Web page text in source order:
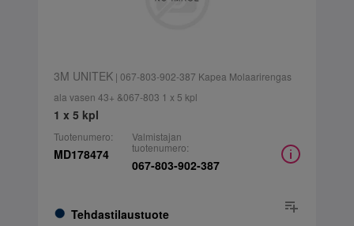
3M UNITEK| 067-803-902-387 Kapea Molaarirengas
ala vasen 43+ &067-803 1 x 5 kpl
1 x 5 kpl
Tuotenumero:
MD178474
Tehdastilaustuote
Valmistajan
tuotenumero:
067-803-902-387